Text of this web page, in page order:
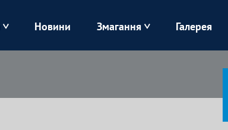
Колос
Новини Змагання Галерея